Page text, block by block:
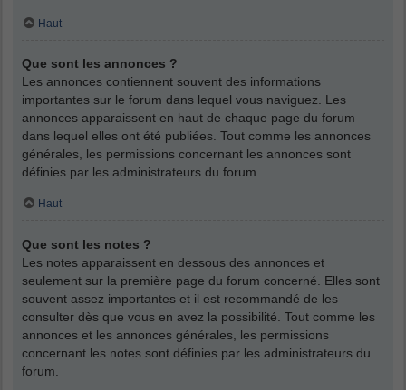
Haut
Que sont les annonces ?
Les annonces contiennent souvent des informations
importantes sur le forum dans lequel vous naviguez. Les
annonces apparaissent en haut de chaque page du forum
dans lequel elles ont été publiées. Tout comme les annonces
générales, les permissions concernant les annonces sont
définies par les administrateurs du forum.
Haut
Que sont les notes ?
Les notes apparaissent en dessous des annonces et
seulement sur la première page du forum concerné. Elles sont
souvent assez importantes et il est recommandé de les
consulter dès que vous en avez la possibilité. Tout comme les
annonces et les annonces générales, les permissions
concernant les notes sont définies par les administrateurs du
forum.